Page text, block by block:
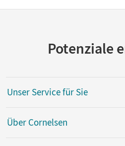
Potenziale
Unser Service für Sie
Über Cornelsen